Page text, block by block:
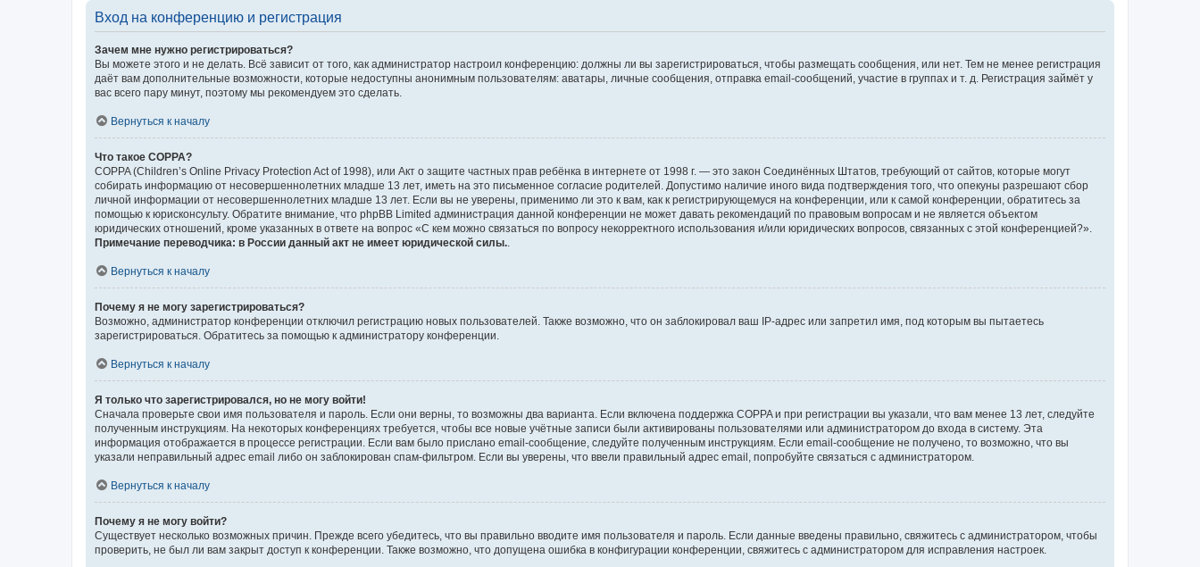
Вход на конференцию и регистрация
Зачем мне нужно регистрироваться?
Вы можете этого и не делать. Всё зависит от того, как администратор настроил конференцию: должны ли вы зарегистрироваться, чтобы размещать сообщения, или нет. Тем не менее регистрация
даёт вам дополнительные возможности, которые недоступны анонимным пользователям: аватары, личные сообщения, отправка email-сообщений, участие в группах и т. д. Регистрация займёт у
вас всего пару минут, поэтому мы рекомендуем это сделать.
Вернуться к началу
Что такое COPPA?
COPPA (Children’s Online Privacy Protection Act of 1998), или Акт о защите частных прав ребёнка в интернете от 1998 г. — это закон Соединённых Штатов, требующий от сайтов, которые могут
собирать информацию от несовершеннолетних младше 13 лет, иметь на это письменное согласие родителей. Допустимо наличие иного вида подтверждения того, что опекуны разрешают сбор
личной информации от несовершеннолетних младше 13 лет. Если вы не уверены, применимо ли это к вам, как к регистрирующемуся на конференции, или к самой конференции, обратитесь за
помощью к юрисконсульту. Обратите внимание, что phpBB Limited администрация данной конференции не может давать рекомендаций по правовым вопросам и не является объектом
юридических отношений, кроме указанных в ответе на вопрос «С кем можно связаться по вопросу некорректного использования и/или юридических вопросов, связанных с этой конференцией?».
Примечание переводчика: в России данный акт не имеет юридической силы.
Вернуться к началу
Почему я не могу зарегистрироваться?
Возможно, администратор конференции отключил регистрацию новых пользователей. Также возможно, что он заблокировал ваш IP-адрес или запретил имя, под которым вы пытаетесь
зарегистрироваться. Обратитесь за помощью к администратору конференции.
Вернуться к началу
Я только что зарегистрировался, но не могу войти!
Сначала проверьте свои имя пользователя и пароль. Если они верны, то возможны два варианта. Если включена поддержка COPPA и при регистрации вы указали, что вам менее 13 лет, следуйте
полученным инструкциям. На некоторых конференциях требуется, чтобы все новые учётные записи были активированы пользователями или администратором до входа в систему. Эта
информация отображается в процессе регистрации. Если вам было прислано email-сообщение, следуйте полученным инструкциям. Если email-сообщение не получено, то возможно, что вы
указали неправильный адрес email либо он заблокирован спам-фильтром. Если вы уверены, что ввели правильный адрес email, попробуйте связаться с администратором.
Вернуться к началу
Почему я не могу войти?
Существует несколько возможных причин. Прежде всего убедитесь, что вы правильно вводите имя пользователя и пароль. Если данные введены правильно, свяжитесь с администратором, чтобы
проверить, не был ли вам закрыт доступ к конференции. Также возможно, что допущена ошибка в конфигурации конференции, свяжитесь с администратором для исправления настроек.